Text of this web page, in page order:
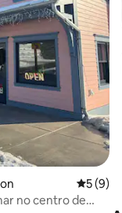
5 de5 (9)
no centro de